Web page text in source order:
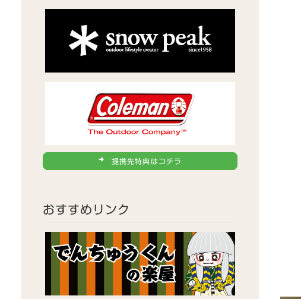
提携先特典はコチラ
おすすめリンク